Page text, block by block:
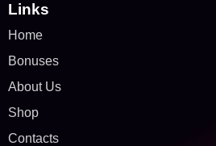
Links
Home
Bonuses
About Us
Shop
Contacts